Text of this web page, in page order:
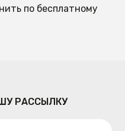
по бесплатному
РАССЫЛКУ